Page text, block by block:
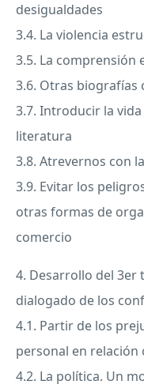
desigualdades
3.4. La violencia
3.5. La comprensión
3.6. Otras
3.7. Introducir la
literatura
3.8. Atrevernos con
3.9. Evitar los
otras formas de
comercio
4. Desarrollo del
dialogado de los
4.1. Partir de los
personal en relación
4.2. La política. Un